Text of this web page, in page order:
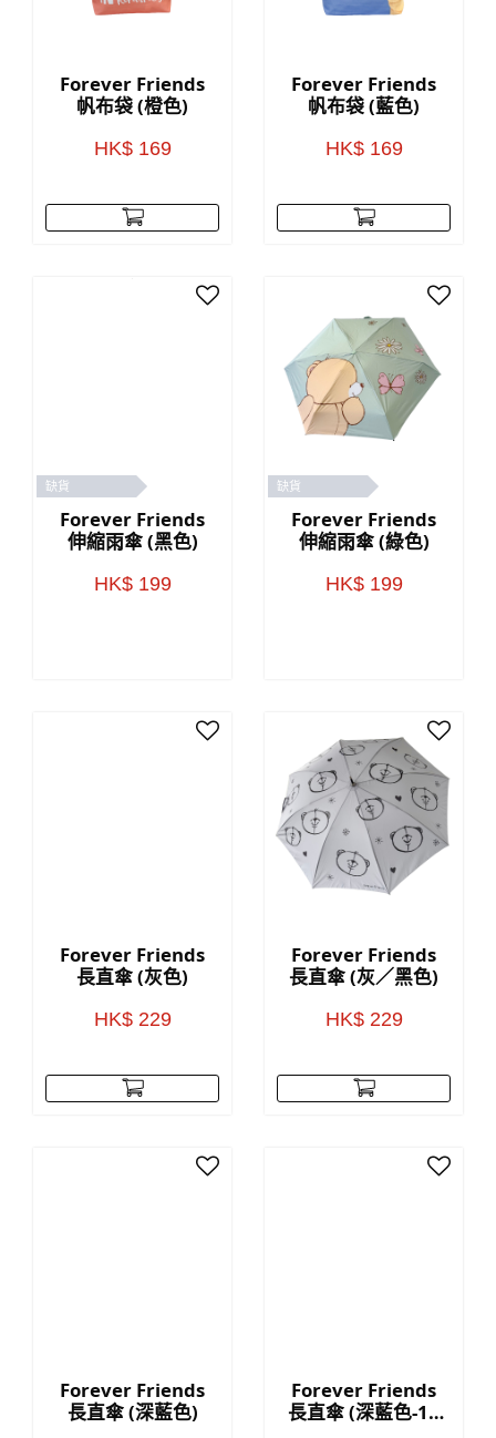
Forever Friends
帆布袋 (橙色)
HK$ 169
Forever Friends
帆布袋 (藍色)
HK$ 169
缺貨
Forever Friends
伸縮雨傘 (黑色)
HK$ 199
缺貨
Forever Friends
伸縮雨傘 (綠色)
HK$ 199
Forever Friends
長直傘 (灰色)
HK$ 229
Forever Friends
長直傘 (灰／黑色)
HK$ 229
Forever Friends
長直傘 (深藍色)
Forever Friends
長直傘 (深藍色-16